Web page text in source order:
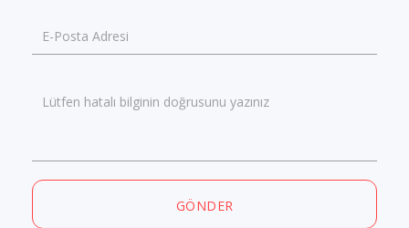
E-Posta Adresi
Lütfen hatalı bilginin doğrusunu yazınız
GÖNDER